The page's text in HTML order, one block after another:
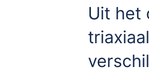
Uit het